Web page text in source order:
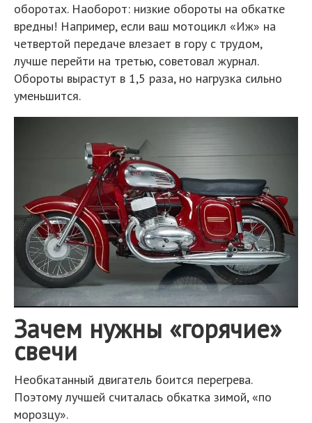
оборотах. Наоборот: низкие обороты на обкатке
вредны! Например, если ваш мотоцикл «Иж» на
четвертой передаче влезает в гору с трудом,
лучше перейти на третью, советовал журнал.
Обороты вырастут в 1,5 раза, но нагрузка сильно
уменьшится.
Зачем нужны «горячие»
свечи
Необкатанный двигатель боится перегрева.
Поэтому лучшей считалась обкатка зимой, «по
морозцу».